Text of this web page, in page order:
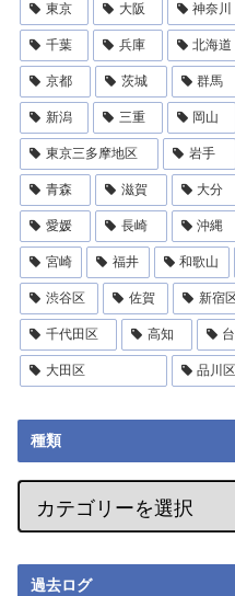
東京 大阪 神奈川
千葉 兵庫 北海道
京都 茨城 群馬
新潟 三重 岡山
東京三多摩地区 岩手
青森 滋賀 大分
愛媛 長崎 沖縄
宮崎 福井 和歌山
渋谷区 佐賀 新宿
千代田区 高知
大田区 品川区
種類
過去ログ